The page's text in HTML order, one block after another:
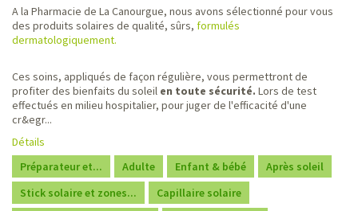
A la Pharmacie de La Canourgue, nous avons sélectionné pour vous
des produits solaires de qualité, sûrs, formulés
dermatologiquement.
Ces soins, appliqués de façon régulière, vous permettront de
profiter des bienfaits du soleil en toute sécurité. Lors de test
effectués en milieu hospitalier, pour juger de l'efficacité d'une
cr&egr...
Détails
Préparateur et...
Adulte Enfant & bébé
Après soleil
Stick solaire et zones...
Capillaire solaire